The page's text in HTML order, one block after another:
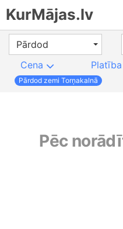
KurMājas.lv
Pārdod
Cena
Platība
Pārdod zemi Torņakalnā
Pēc